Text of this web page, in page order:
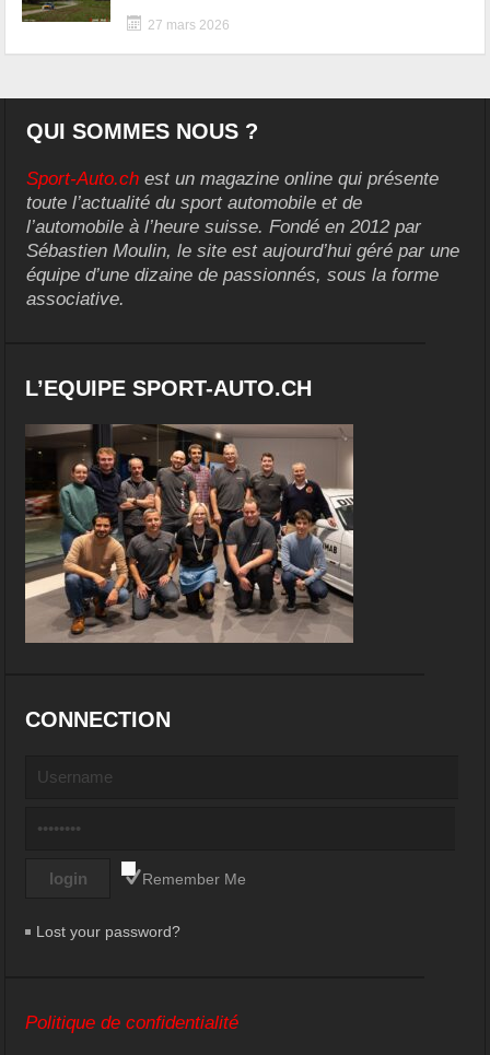
27 mars 2026
QUI SOMMES NOUS ?
Sport-Auto.ch est un magazine online qui présente
toute l’actualité du sport automobile et de
l’automobile à l’heure suisse. Fondé en 2012 par
Sébastien Moulin, le site est aujourd’hui géré par une
équipe d’une dizaine de passionnés, sous la forme
associative.
L’EQUIPE SPORT-AUTO.CH
CONNECTION
Remember Me
Lost your password?
Politique de confidentialité